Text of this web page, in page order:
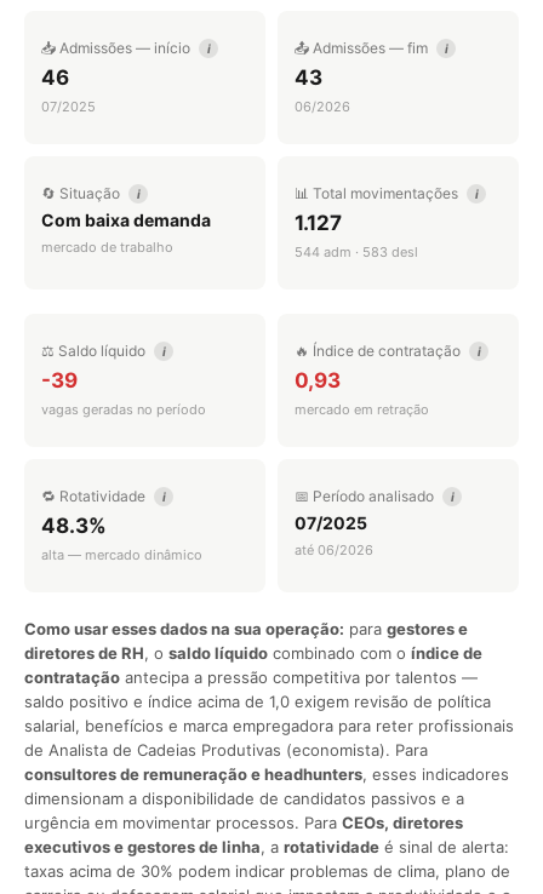
📥 Admissões — início i
46
07/2025
📤 Admissões — fim i
43
06/2026
🔄 Situação i
Com baixa demanda
mercado de trabalho
📊 Total movimentações i
1.127
544 adm · 583 desl
⚖️ Saldo líquido i
-39
vagas geradas no período
🔥 Índice de contratação i
0,93
mercado em retração
🔁 Rotatividade i
48.3%
alta — mercado dinâmico
📅 Período analisado i
07/2025
até 06/2026
Como usar esses dados na sua operação: para gestores e
diretores de RH, o saldo líquido combinado com o índice de
contratação antecipa a pressão competitiva por talentos —
saldo positivo e índice acima de 1,0 exigem revisão de política
salarial, benefícios e marca empregadora para reter profissionais
de Analista de Cadeias Produtivas (economista). Para
consultores de remuneração e headhunters, esses indicadores
dimensionam a disponibilidade de candidatos passivos e a
urgência em movimentar processos. Para CEOs, diretores
executivos e gestores de linha, a rotatividade é sinal de alerta:
taxas acima de 30% podem indicar problemas de clima, plano de